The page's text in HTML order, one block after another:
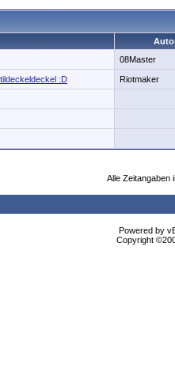
08Master
:D Riotmaker
Alle Zeitangaben
Powered by
Copyright